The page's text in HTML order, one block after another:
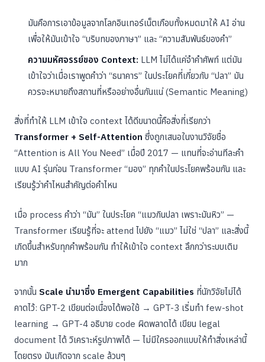
มันคือการเอาข้อมูลจากโลกอินเทอร์เน็ตเกือบทั้งหมดมาให้ AI อ่าน
เพื่อให้มันเข้าใจ “บริบทของภาษา” และ “ความสัมพันธ์ของคำ”
ความมหัศจรรย์ของ Context: LLM ไม่ได้แค่จำคำศัพท์ แต่มัน
เข้าใจว่าเมื่อเราพูดคำว่า “ธนาคาร” ในประโยคที่เกี่ยวกับ “ปลา” มัน
ควรจะหมายถึงสถานที่หรืออย่างอื่นกันแน่ (Semantic Meaning)
สิ่งที่ทำให้ LLM เข้าใจ context ได้ดีขนาดนี้คือสิ่งที่เรียกว่า
Transformer + Self-Attention ซึ่งถูกเสนอในงานวิจัยชื่อ
“Attention is All You Need” เมื่อปี 2017 — แทนที่จะอ่านทีละคำ
แบบ AI รุ่นก่อน Transformer “มอง” ทุกคำในประโยคพร้อมกัน และ
เรียนรู้ว่าคำไหนสำคัญต่อคำไหน
เมื่อ process คำว่า “มัน” ในประโยค “แมวกินปลา เพราะมันหิว” —
Transformer เรียนรู้ที่จะ attend ไปยัง “แมว” ไม่ใช่ “ปลา” และสิ่งนี้
เกิดขึ้นสำหรับทุกคำพร้อมกัน ทำให้เข้าใจ context ลึกกว่าระบบเดิม
มาก
จากนั้น Scale นำมาซึ่ง Emergent Capabilities ที่นักวิจัยไม่ได้
คาดไว้: GPT-2 เขียนต่อเนื่องได้พอใช้ → GPT-3 เริ่มทำ few-shot
learning → GPT-4 อธิบาย code ผิดพลาดได้ เขียน legal
document ได้ วิเคราะห์รูปภาพได้ — ไม่มีใครออกแบบให้ทำสิ่งเหล่านี้
โดยตรง มันเกิดจาก scale ล้วนๆ